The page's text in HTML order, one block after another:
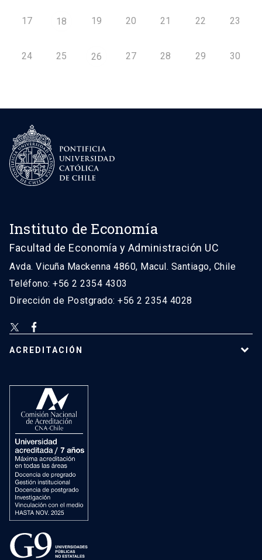
17 18 19 20 21 22 23
24 25 26 27 28 29 30
Instituto de Economía
Facultad de Economía y Administración UC
Avda. Vicuña Mackenna 4860, Macul. Santiago, Chile
Teléfono: +56 2 2354 4303
Dirección de Postgrado: +56 2 2354 4028
ACREDITACIÓN